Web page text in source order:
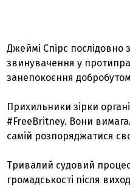
Джеймі Спірс послідовно
звинувачення у
занепокоєння
Прихильники зірки
#FreeBritney. Вони
самій розпоряджатися
Тривалий судовий
громадськості після